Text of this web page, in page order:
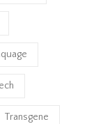
Transgene